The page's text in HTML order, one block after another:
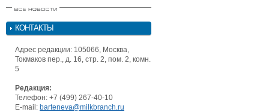
КОНТАКТЫ
Адрес редакции: 105066, Москва,
Токмаков пер., д. 16, стр. 2, пом. 2, комн.
5
Редакция:
Телефон: +7 (499) 267-40-10
E-mail: barteneva@milkbranch.ru